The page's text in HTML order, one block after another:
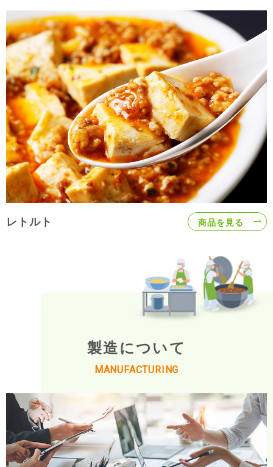
レトルト 商品を見る
製造について
MANUFACTURING